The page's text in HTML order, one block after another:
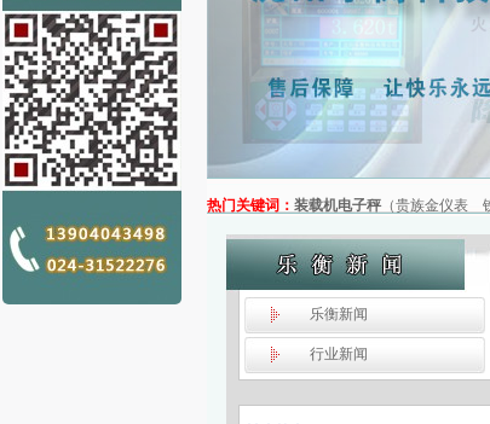
热门关键词： 装载机电子秤（贵族金仪表
乐衡新闻
行业新闻